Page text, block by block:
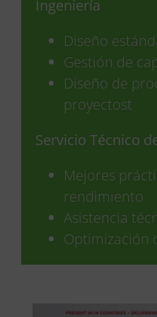
Ingeniería
Diseño
Gestión de
Diseño de
proyectost
Servicio Técnico
Mejores
rendimiento
Asistencia
Optimización